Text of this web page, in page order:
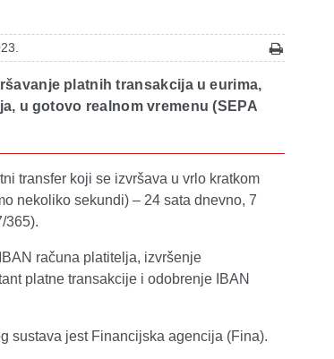
platnih transakcija u eurima,
u gotovo realnom vremenu (SEPA
transfer koji se izvršava u vrlo kratkom
nekoliko sekundi) – 24 sata dnevno, 7
365).
računa platitelja, izvršenje
platne transakcije i odobrenje IBAN
sustava jest Financijska agencija (Fina).